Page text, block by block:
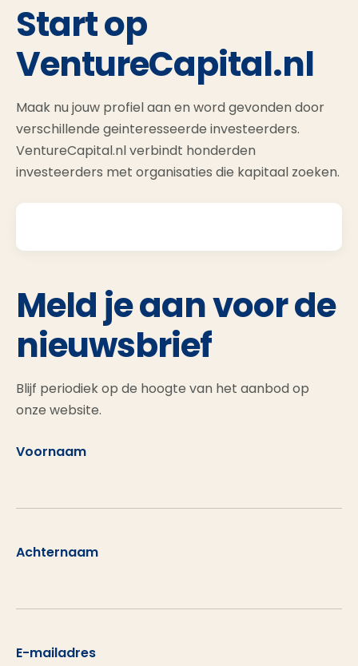
Start op
VentureCapital.nl
Maak nu jouw profiel aan en word gevonden door
verschillende geinteresseerde investeerders.
VentureCapital.nl verbindt honderden
investeerders met organisaties die kapitaal zoeken.
Meld je aan voor de
nieuwsbrief
Blijf periodiek op de hoogte van het aanbod op
onze website.
Voornaam
Achternaam
E-mailadres